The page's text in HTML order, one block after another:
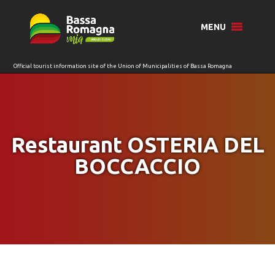
MENU
Restaurant OSTERIA DEL
BOCCACCIO